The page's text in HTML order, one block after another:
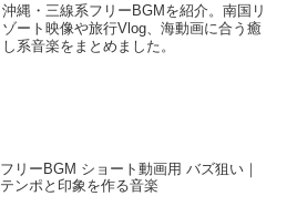
沖縄・三線系フリーBGMを紹介。南国リ
ゾート映像や旅行Vlog、海動画に合う癒
し系音楽をまとめました。
フリーBGM ショート動画用 バズ狙い｜
テンポと印象を作る音楽